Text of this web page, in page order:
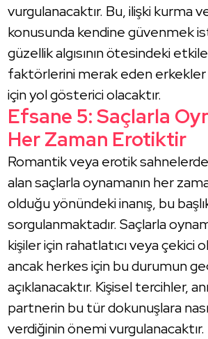
vurgulanacaktır. Bu, ilişki kurma
konusunda kendine güvenmek
güzellik algısının ötesindeki
faktörlerini merak eden erkekler
için yol gösterici olacaktır.
Efsane 5: Saçlarla
Her Zaman Erotiktir
Romantik veya erotik sahnelerde
alan saçlarla oynamanın her
olduğu yönündeki inanış, bu
sorgulanmaktadır. Saçlarla
kişiler için rahatlatıcı veya çekici
ancak herkes için bu durumun
açıklanacaktır. Kişisel tercihler,
partnerin bu tür dokunuşlara
verdiğinin önemi